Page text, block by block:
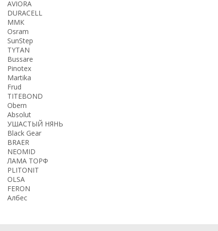
AVIORA
DURACELL
ММК
Osram
SunStep
TYTAN
Bussare
Pinotex
Martika
Frud
TITEBOND
Obern
Absolut
УШАСТЫЙ НЯНЬ
Black Gear
BRAER
NEOMID
ЛАМА ТОРФ
PLITONIT
OLSA
FERON
Албес